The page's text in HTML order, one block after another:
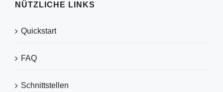
NÜTZLICHE LINKS
Quickstart
FAQ
Schnittstellen